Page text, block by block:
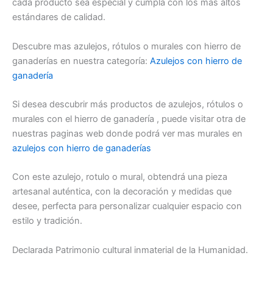
cada producto sea especial y cumpla con los más altos
estándares de calidad.
Descubre mas azulejos, rótulos o murales con hierro de
ganaderías en nuestra categoría: Azulejos con hierro de
ganadería
Si desea descubrir más productos de azulejos, rótulos o
murales con el hierro de ganadería , puede visitar otra de
nuestras paginas web donde podrá ver mas murales en
azulejos con hierro de ganaderías
Con este azulejo, rotulo o mural, obtendrá una pieza
artesanal auténtica, con la decoración y medidas que
desee, perfecta para personalizar cualquier espacio con
estilo y tradición.
Declarada Patrimonio cultural inmaterial de la Humanidad.